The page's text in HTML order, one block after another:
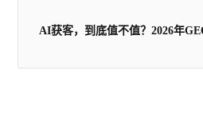
AI获客，到底值不值？2026年